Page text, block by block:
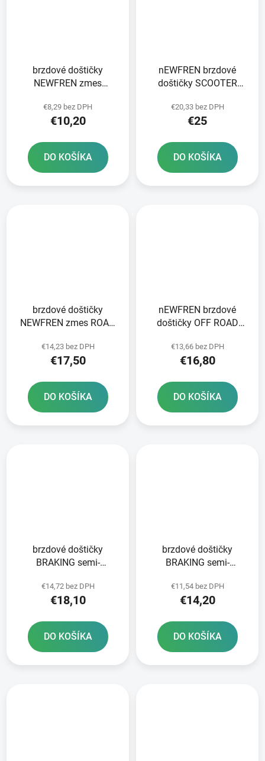
brzdové doštičky
NEWFREN zmes
ORGANIC 2 ks v balení
€8,29 bez DPH
€10,20
DO KOŠÍKA
nEWFREN brzdové
doštičky SCOOTER
balení
€20,33 bez DPH
€25
DO KOŠÍKA
brzdové doštičky
NEWFREN zmes ROAD
v balení
€14,23 bez DPH
€17,50
DO KOŠÍKA
nEWFREN brzdové
doštičky OFF ROAD
balení
€13,66 bez DPH
€16,80
DO KOŠÍKA
brzdové doštičky
BRAKING semi-
ks v balení
€14,72 bez DPH
€18,10
DO KOŠÍKA
brzdové doštičky
BRAKING semi-
ks v balení
€11,54 bez DPH
€14,20
DO KOŠÍKA